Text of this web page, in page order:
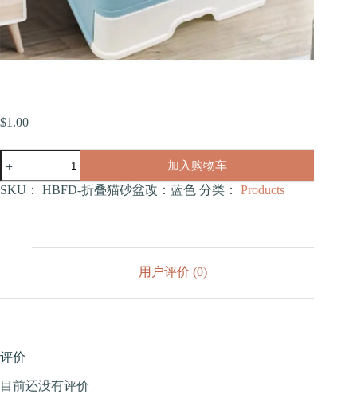
$1.00
叠
猫
加入购物车
SKU： HBFD-折叠猫砂盆改：蓝色 分类： Products
用户评价 (0)
评价
目前还没有评价